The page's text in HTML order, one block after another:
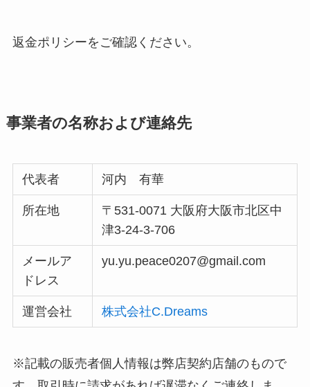
返金ポリシーをご確認ください。
事業者の名称および連絡先
代表者 河内 有華
所在地
〒531-0071 大阪府大阪市北区中
津3-24-3-706
メールア
ドレス
yu.yu.peace0207@gmail.com
運営会社 株式会社C.Dreams
※記載の販売者個人情報は弊店契約店舗のもので